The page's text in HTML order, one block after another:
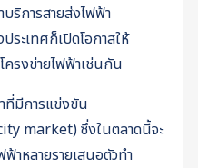
บริการสายส่งไฟฟ้า
ะเทศก็เปิดโอกาสให้
ครงข่ายไฟฟ้าเช่นกัน
ที่มีการแข่งขัน
market) ซึ่งในตลาดนี้จะ
หลายรายเสนอตัวทำ